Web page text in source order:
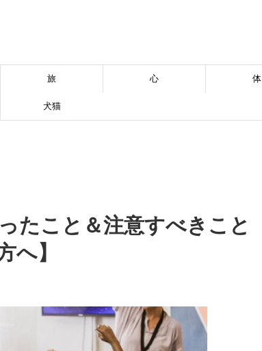
旅 心 体
犬猫
たこと＆注意すべきこと
へ】